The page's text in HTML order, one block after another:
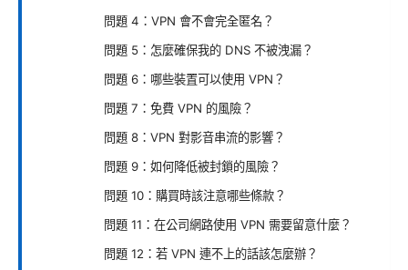
問題 4：VPN 會不會完全匿名？
問題 5：怎麼確保我的 DNS 不被洩漏？
問題 6：哪些裝置可以使用 VPN？
問題 7：免費 VPN 的風險？
問題 8：VPN 對影音串流的影響？
問題 9：如何降低被封鎖的風險？
問題 10：購買時該注意哪些條款？
問題 11：在公司網路使用 VPN 需要留意什麼？
問題 12：若 VPN 連不上的話該怎麼辦？